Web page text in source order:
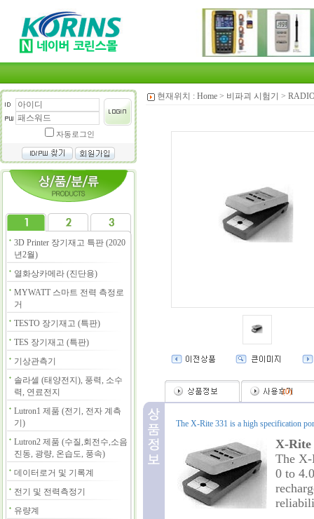
자동로그인
3D Printer 장기재고 특판 (2020
년2월)
열화상카메라 (진단용)
MYWATT 스마트 전력 측정로
거
TESTO 장기재고 (특판)
TES 장기재고 (특판)
기상관측기
솔라셀 (태양전지), 풍력, 소수
력, 연료전지
Lutron1 제품 (전기, 전자 계측
기)
Lutron2 제품 (수질,회전수,소음
진동, 광량, 온습도, 풍속)
데이터로거 및 기록계
전기 및 전력측정기
유량계
현재위치 : Home > 비파괴 시험기 >
(0)
The X-Rite 331 is a high specification
X-Rite
The X-
0 to